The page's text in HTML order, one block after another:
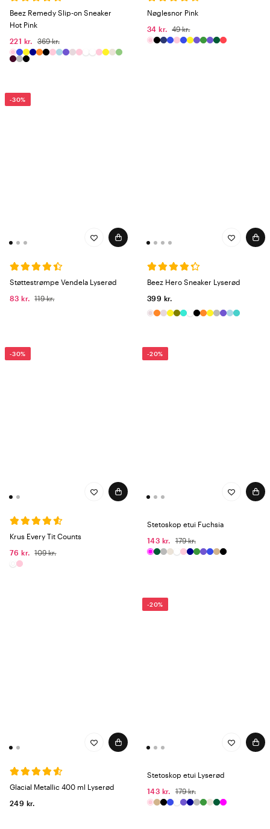
Beez Remedy Slip-on Sneaker
Hot Pink
221 kr.
369 kr.
Nøglesnor Pink
34 kr.
49 kr.
-30%
Støttestrømpe Vendela Lyserød
83 kr.
119 kr.
Beez Hero Sneaker Lyserød
399 kr.
-30%
Krus Every Tit Counts
76 kr.
109 kr.
-20%
Stetoskop etui Fuchsia
143 kr.
179 kr.
Glacial Metallic 400 ml Lyserød
249 kr.
-20%
Stetoskop etui Lyserød
143 kr.
179 kr.